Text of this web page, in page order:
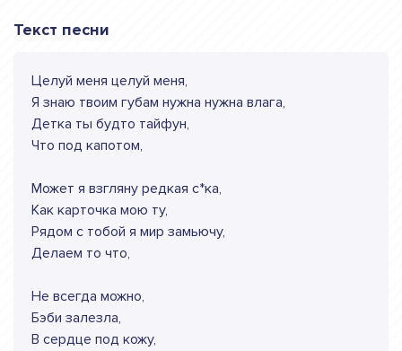
Текст песни
Целуй меня целуй меня,
Я знаю твоим губам нужна нужна влага,
Детка ты будто тайфун,
Что под капотом,
Может я взгляну редкая с*ка,
Как карточка мою ту,
Рядом с тобой я мир замьючу,
Делаем то что,
Не всегда можно,
Бэби залезла,
В сердце под кожу,